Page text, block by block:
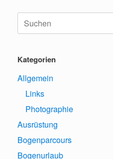
Suche
nach:
Kategorien
Allgemein
Links
Photographie
Ausrüstung
Bogenparcours
Bogenurlaub